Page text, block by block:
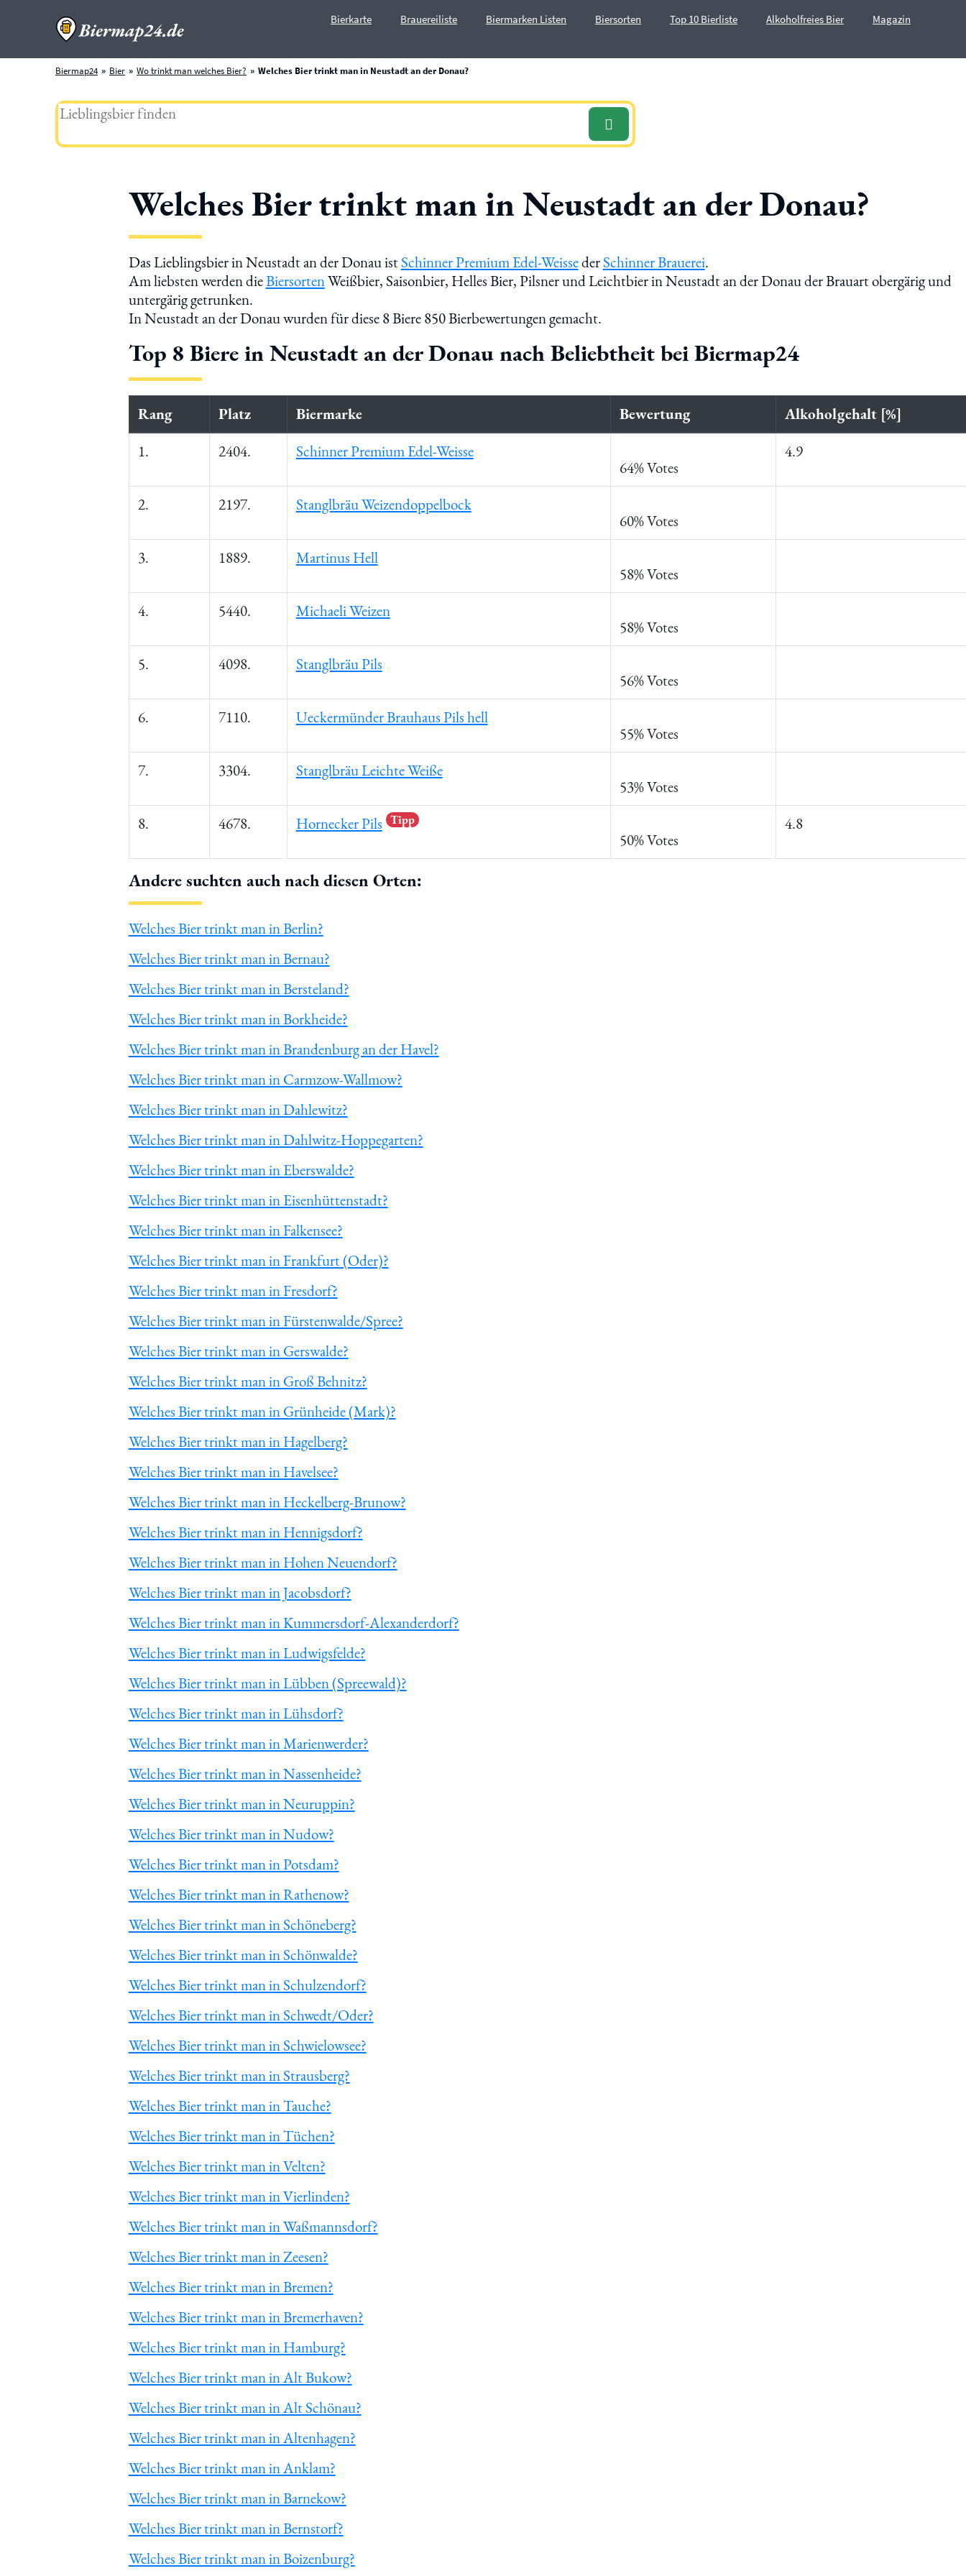
Bierkarte Brauereiliste Biermarken Listen Biersorten Top 10 Bierliste Alkoholfreies Bier Magazin
Biermap24 Bier Wo trinkt man welches Bier? Welches Bier trinkt man in Neustadt an der Donau?
Welches Bier trinkt man in Neustadt an der Donau?
Das Lieblingsbier in Neustadt an der Donau istSchinner Premium Edel-WeissederSchinner Brauerei.
Am liebsten werden dieBiersortenWeißbier, Saisonbier, Helles Bier, Pilsner und Leichtbier in Neustadt an der Donau der Brauart obergärig und
untergärig getrunken.
In Neustadt an der Donau wurden für diese 8 Biere 850 Bierbewertungen gemacht.
Top 8 Biere in Neustadt an der Donau nach Beliebtheit bei Biermap24
Rang Platz Biermarke Bewertung
Alkoholgehalt [%]
1.
2404.
Schinner Premium Edel-Weisse
64% Votes
4.9
2. 2197.
Stanglbräu Weizendoppelbock
60% Votes
3.
1889.
Martinus Hell
58% Votes
4.
5440.
Michaeli Weizen
58% Votes
5.
4098.
Stanglbräu Pils
56% Votes
6.
7110.
Ueckermünder Brauhaus Pils hell
55% Votes
7.
3304.
Stanglbräu Leichte Weiße
53% Votes
8.
4678. Hornecker Pils Tipp
50% Votes
4.8
Andere suchten auch nach diesen Orten:
Welches Bier trinkt man in Berlin?
Welches Bier trinkt man in Bernau?
Welches Bier trinkt man in Bersteland?
Welches Bier trinkt man in Borkheide?
Welches Bier trinkt man in Brandenburg an der Havel?
Welches Bier trinkt man in Carmzow-Wallmow?
Welches Bier trinkt man in Dahlewitz?
Welches Bier trinkt man in Dahlwitz-Hoppegarten?
Welches Bier trinkt man in Eberswalde?
Welches Bier trinkt man in Eisenhüttenstadt?
Welches Bier trinkt man in Falkensee?
Welches Bier trinkt man in Frankfurt (Oder)?
Welches Bier trinkt man in Fresdorf?
Welches Bier trinkt man in Fürstenwalde/Spree?
Welches Bier trinkt man in Gerswalde?
Welches Bier trinkt man in Groß Behnitz?
Welches Bier trinkt man in Grünheide (Mark)?
Welches Bier trinkt man in Hagelberg?
Welches Bier trinkt man in Havelsee?
Welches Bier trinkt man in Heckelberg-Brunow?
Welches Bier trinkt man in Hennigsdorf?
Welches Bier trinkt man in Hohen Neuendorf?
Welches Bier trinkt man in Jacobsdorf?
Welches Bier trinkt man in Kummersdorf-Alexanderdorf?
Welches Bier trinkt man in Ludwigsfelde?
Welches Bier trinkt man in Lübben (Spreewald)?
Welches Bier trinkt man in Lühsdorf?
Welches Bier trinkt man in Marienwerder?
Welches Bier trinkt man in Nassenheide?
Welches Bier trinkt man in Neuruppin?
Welches Bier trinkt man in Nudow?
Welches Bier trinkt man in Potsdam?
Welches Bier trinkt man in Rathenow?
Welches Bier trinkt man in Schöneberg?
Welches Bier trinkt man in Schönwalde?
Welches Bier trinkt man in Schulzendorf?
Welches Bier trinkt man in Schwedt/Oder?
Welches Bier trinkt man in Schwielowsee?
Welches Bier trinkt man in Strausberg?
Welches Bier trinkt man in Tauche?
Welches Bier trinkt man in Tüchen?
Welches Bier trinkt man in Velten?
Welches Bier trinkt man in Vierlinden?
Welches Bier trinkt man in Waßmannsdorf?
Welches Bier trinkt man in Zeesen?
Welches Bier trinkt man in Bremen?
Welches Bier trinkt man in Bremerhaven?
Welches Bier trinkt man in Hamburg?
Welches Bier trinkt man in Alt Bukow?
Welches Bier trinkt man in Alt Schönau?
Welches Bier trinkt man in Altenhagen?
Welches Bier trinkt man in Anklam?
Welches Bier trinkt man in Barnekow?
Welches Bier trinkt man in Bernstorf?
Welches Bier trinkt man in Boizenburg?